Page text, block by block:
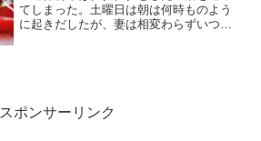
てしまった。土曜日は朝は何時ものよう
に起きだしたが、妻は相変わらずいつま
スポンサーリンク